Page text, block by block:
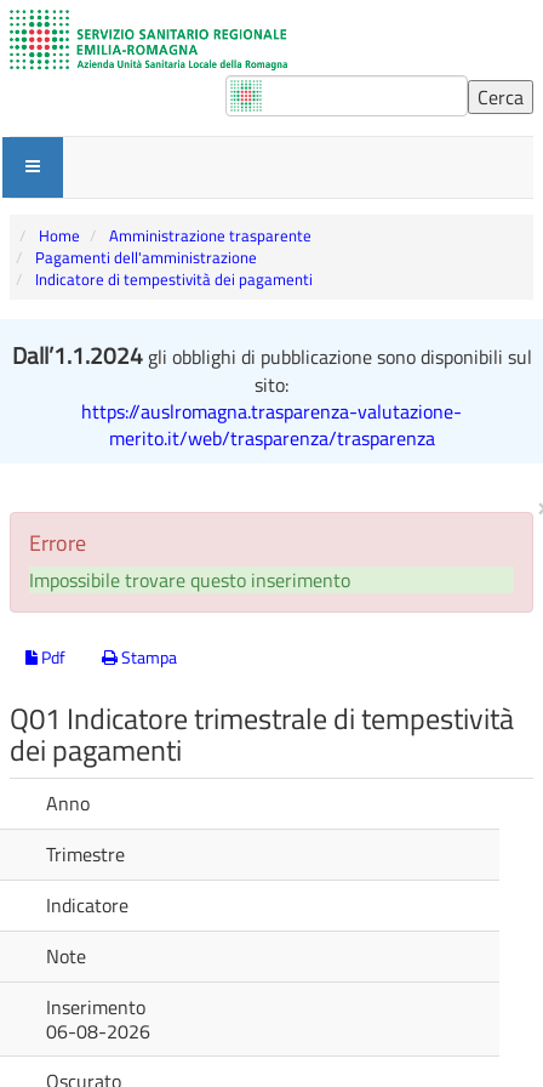
Home
Amministrazione trasparente
Pagamenti dell'amministrazione
Indicatore di tempestività dei pagamenti
Dall’1.1.2024gli obblighi di pubblicazione sono disponibili sul
sito:
https://auslromagna.trasparenza-valutazione-
merito.it/web/trasparenza/trasparenza
Errore
Impossibile trovare questo inserimento
Pdf Stampa
Q01 Indicatore trimestrale di tempestività
dei pagamenti
Anno
Trimestre
Indicatore
Note
Inserimento
06-08-2026
Oscurato